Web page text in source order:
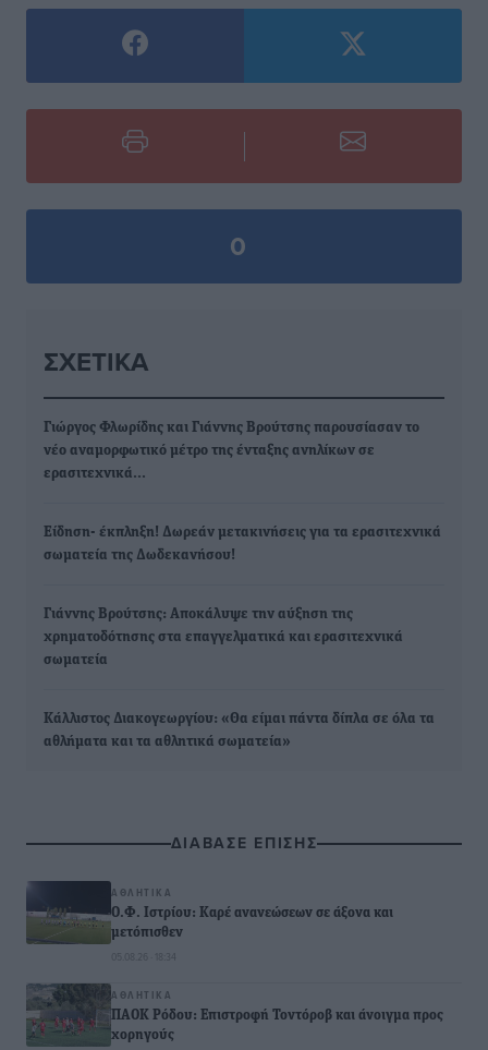
0
ΣΧΕΤΙΚΆ
Γιώργος Φλωρίδης και Γιάννης Βρούτσης παρουσίασαν το
νέο αναμορφωτικό μέτρο της ένταξης ανηλίκων σε
ερασιτεχνικά…
Είδηση- έκπληξη! Δωρεάν μετακινήσεις για τα ερασιτεχνικά
σωματεία της Δωδεκανήσου!
Γιάννης Βρούτσης: Αποκάλυψε την αύξηση της
χρηματοδότησης στα επαγγελματικά και ερασιτεχνικά
σωματεία
Κάλλιστος Διακογεωργίου: «Θα είμαι πάντα δίπλα σε όλα τα
αθλήματα και τα αθλητικά σωματεία»
ΔΙΑΒΑΣΕ ΕΠΙΣΗΣ
ΑΘΛΗΤΙΚΆ
Ο.Φ. Ιστρίου: Καρέ ανανεώσεων σε άξονα και
μετόπισθεν
05.08.26 · 18:34
ΑΘΛΗΤΙΚΆ
ΠΑΟΚ Ρόδου: Επιστροφή Τοντόροβ και άνοιγμα προς
χορηγούς